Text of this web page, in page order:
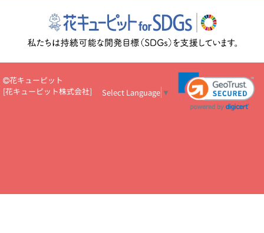
いのマナー
定年退職祝いのマナー
お祝いを贈るときのマナー・
花キューピットのお祝いコラム一覧
誕生日のお花を「色
彩心理学」で選ぶ方法
結婚祝いの予算相場
出産祝いお役立ち情
ール
新築引っ越し祝いコラム お祝い花のマナー総まとめ
職
場上司や先輩へ贈るお祝い花の正解は？
開店祝いの花 選び方ガイ
あり)
花キューピット×専門家
CO2排出量削減 / SDGsを考える
花キューピット
[花キューピット株式会社] Select Language ▼